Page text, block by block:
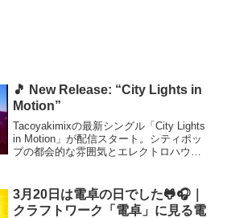
🎵 New Release: “City Lights in
Motion”
Tacoyakimixの最新シングル「City Lights
in Motion」が配信スタート。シティポッ
プの都会的な雰囲気とエレクトロハウス
Spotify・Apple Music・YouTube Musicで
ぜひチェックしてみてください。
3月20日は電卓の日でした🐸🎧｜
クラフトワーク「電卓」に見る電